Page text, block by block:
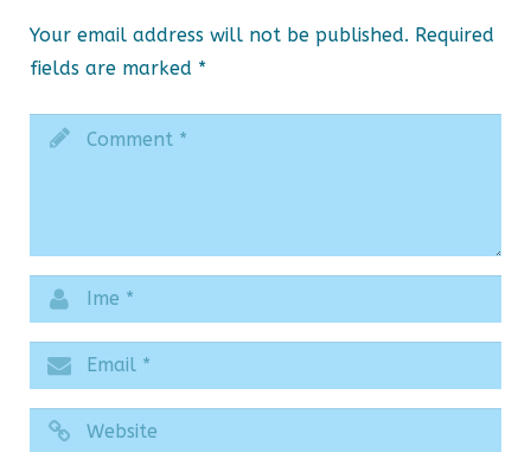
Your email address will not be published. Required
fields are marked *